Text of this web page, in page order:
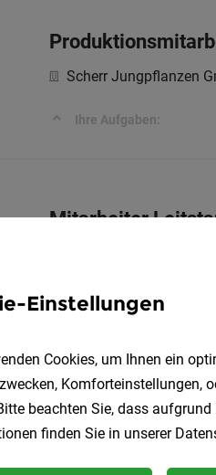
Scherr Jungpflanzen
Ihre Aufgaben:
Mitarbeiter
Infineon Technologies
Staplerfahrer (m/
Einstellungen
Cookies, um Ihnen ein
Komforteinstellungen,
beachten Sie, dass
finden Sie in unserer